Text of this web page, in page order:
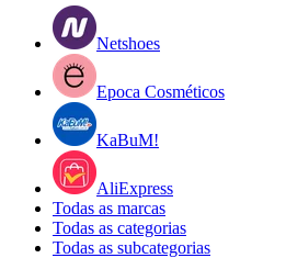
Netshoes
Epoca Cosméticos
KaBuM!
AliExpress
Todas as marcas
Todas as categorias
Todas as subcategorias